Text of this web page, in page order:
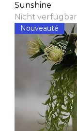
Sunshine
Nicht verfügbar
Nouveauté